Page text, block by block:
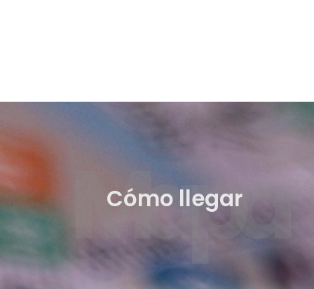
Mapa
Cómo llegar